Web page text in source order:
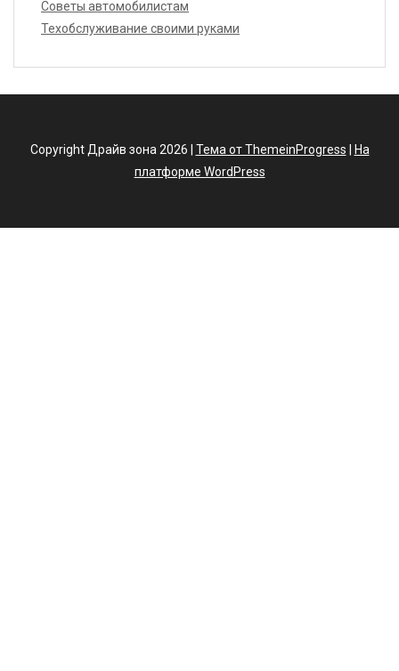
Советы автомобилистам
Техобслуживание своими руками
Copyright Драйв зона 2026 | Тема от ThemeinProgress
На
платформе WordPress